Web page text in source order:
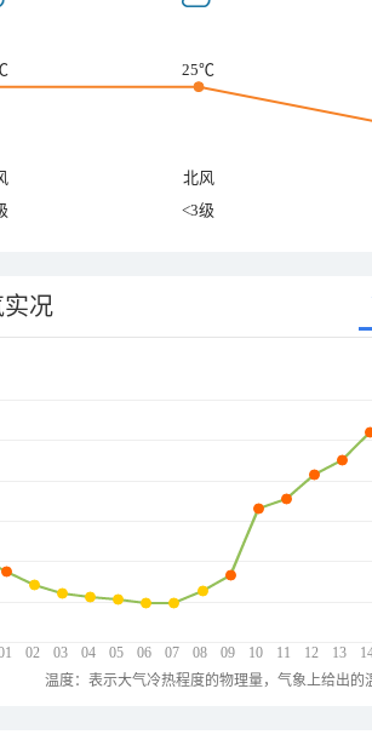
25℃
北风
<3级
况
02 03 04 05 06 07 08 09 10 11 12 13
温度：表示大气冷热程度的物理量，气象上给出